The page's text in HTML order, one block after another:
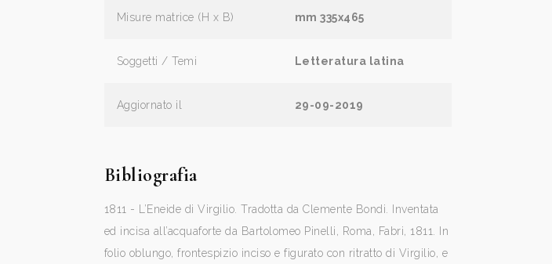
Misure matrice (H x B) mm 335x465
Soggetti / Temi Letteratura latina
Aggiornato il 29-09-2019
Bibliografia
1811 - L’Eneide di Virgilio. Tradotta da Clemente Bondi. Inventata
ed incisa all’acquaforte da Bartolomeo Pinelli, Roma, Fabri, 1811. In
folio oblungo, frontespizio inciso e figurato con ritratto di Virgilio, e